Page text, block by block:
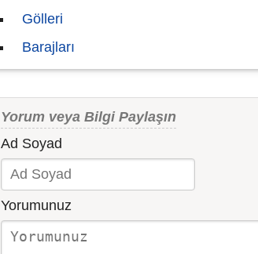
Gölleri
Barajları
Yorum veya Bilgi Paylaşın
Ad Soyad
Yorumunuz